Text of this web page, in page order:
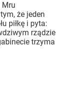
Mru
że jeden
piłkę i pyta:
rządzie
trzyma